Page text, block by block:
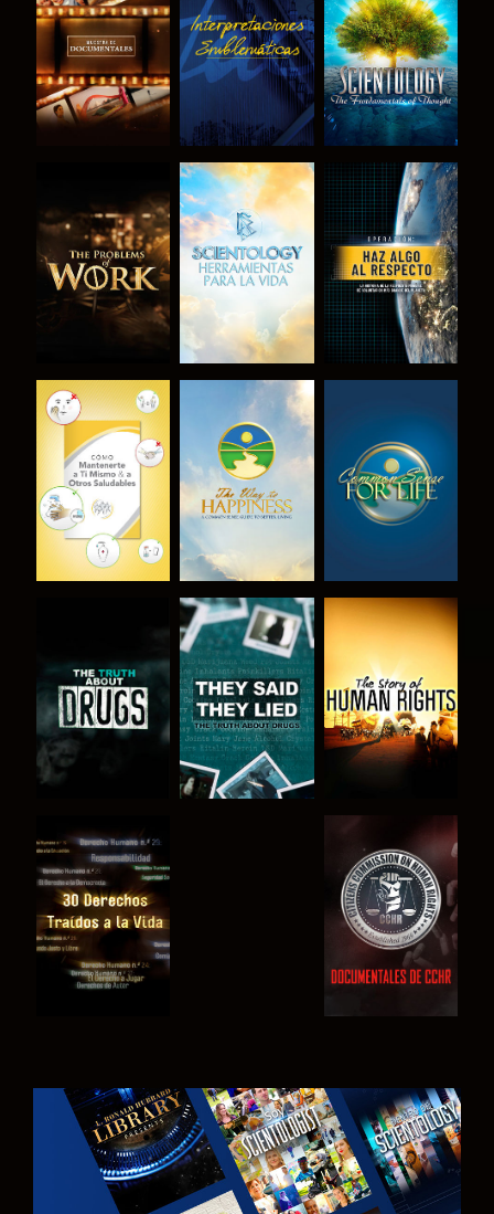
EXPLORA LAS
SERIES
VE
EXPLORA LAS
SERIES
EXPLORA LAS
SERIES
EXPLORA LAS
SERIES
VE
VE VE VE
VE VE VE
VE VE
VE
EXPLORA LAS
SERIES